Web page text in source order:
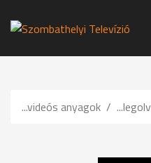
...videós anyagok